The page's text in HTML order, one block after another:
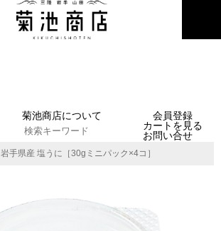
菊池商店について
会員登録
カートを見る
お問い合せ
岩手県産 塩うに［30gミニパック×4コ］